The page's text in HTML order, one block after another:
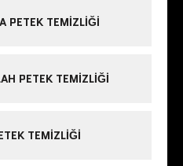
PETEK TEMIZLIĞI
PETEK TEMIZLIĞI
TEMIZLIĞI